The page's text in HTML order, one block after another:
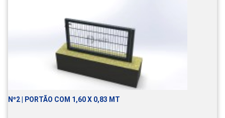
Nº2 | PORTÃO COM 1,60 X 0,83 MT